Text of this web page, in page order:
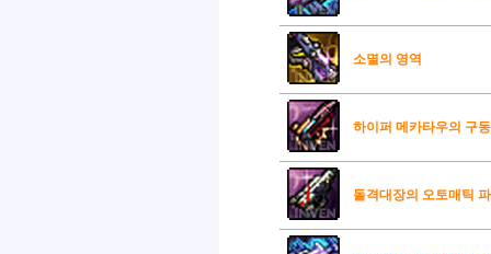
소멸의 영역
하이퍼 메카타우의 구
돌격대장의 오토매틱